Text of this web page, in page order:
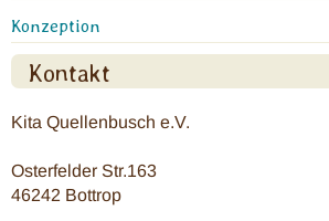
Konzeption
Kontakt
Kita Quellenbusch e.V.
Osterfelder Str.163
46242 Bottrop